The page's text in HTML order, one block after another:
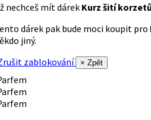
nechceš mít dárek Kurz šití korzetů
dárek pak bude moci koupit pro
jiný.
zablokování
× Zpět